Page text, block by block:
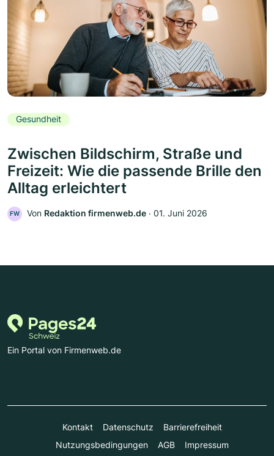
Gesundheit
Zwischen Bildschirm, Straße und
Freizeit: Wie die passende Brille den
Alltag erleichtert
FW Von Redaktion firmenweb.de ‧ 01. Juni 2026
Ein Portal von Firmenweb.de
Kontakt Datenschutz
Barrierefreiheit
Nutzungsbedingungen
AGB Impressum